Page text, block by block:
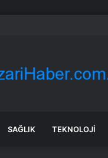
İşte cinsiyet değiştiren
SAĞLIK TEKNOLOJI